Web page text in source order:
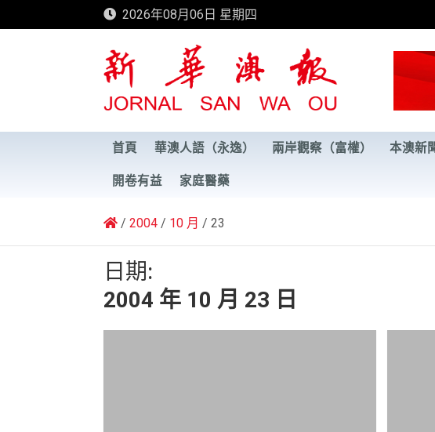
to
2026年08月06日 星期四
新華澳報
首頁 華澳人語（永逸） 兩岸觀察（富權） 本澳新
開卷有益 家庭醫藥
2004 10 月 23
日期:
2004 年 10 月 23 日